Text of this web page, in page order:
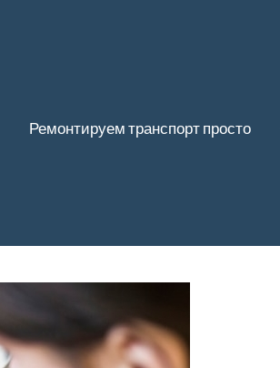
Ремонтируем транспорт просто